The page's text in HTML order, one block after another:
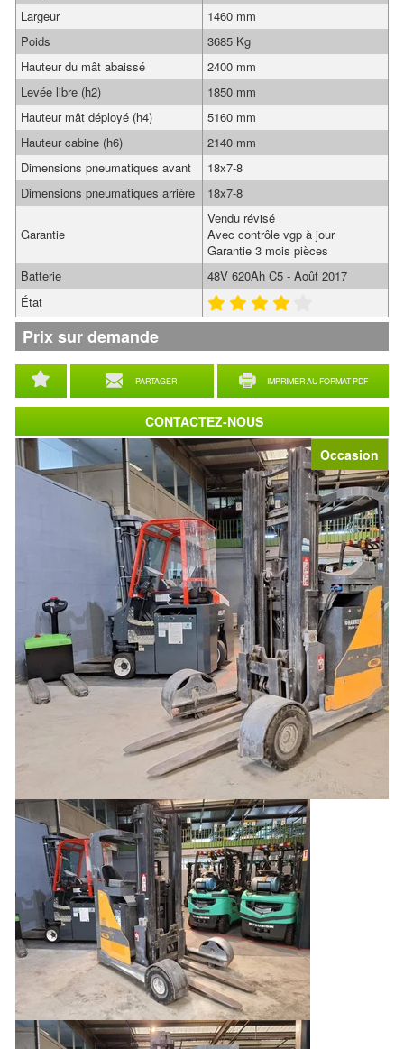
Occasion
PARTAGER IMPRIMER AU FORMAT PDF
Largeur
1460 mm
Poids
3685 Kg
Hauteur du mât abaissé
2400 mm
Levée libre (h2)
1850 mm
Hauteur mât déployé (h4)
5160 mm
Hauteur cabine (h6)
2140 mm
Dimensions pneumatiques avant
18x7-8
Dimensions pneumatiques arrière
18x7-8
Garantie
Vendu révisé
Avec contrôle vgp à jour
Garantie 3 mois pièces
Batterie
48V 620Ah C5 - Août 2017
État
Prix sur demande
CONTACTEZ-NOUS